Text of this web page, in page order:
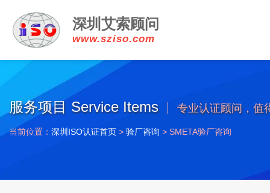
深圳艾索顾问
www.sziso.com
服务项目 Service Items 专业认证顾问，值
当前位置： 深圳ISO认证首页 > 验厂咨询 > SMETA验厂咨询